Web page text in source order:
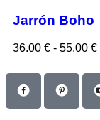
Jarrón Boho
36.00 € - 55.00 €